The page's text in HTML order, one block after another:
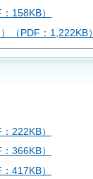
158KB）
（PDF：1,222KB）
222KB）
366KB）
417KB）